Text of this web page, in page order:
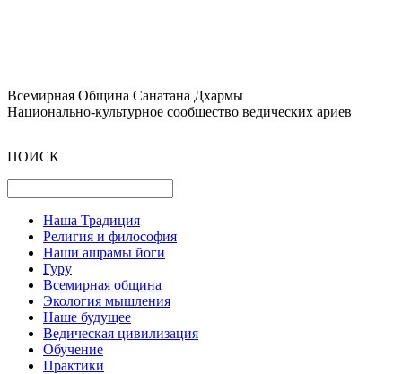
Всемирная Община Санатана Дхармы
Национально-культурное сообщество ведических ариев
ПОИСК
Наша Традиция
Религия и философия
Наши ашрамы йоги
Гуру
Всемирная община
Экология мышления
Наше будущее
Ведическая цивилизация
Обучение
Практики